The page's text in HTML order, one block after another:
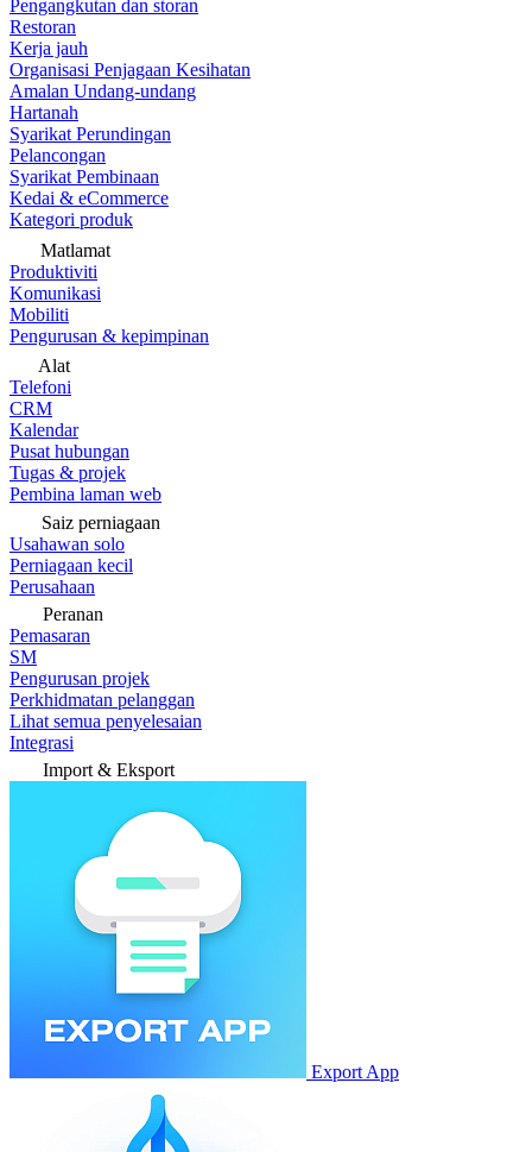
Pengangkutan dan storan
Restoran
Kerja jauh
Organisasi Penjagaan Kesihatan
Amalan Undang-undang
Hartanah
Syarikat Perundingan
Pelancongan
Syarikat Pembinaan
Kedai & eCommerce
Kategori produk
Matlamat
Produktiviti
Komunikasi
Mobiliti
Pengurusan & kepimpinan
Alat
Telefoni
CRM
Kalendar
Pusat hubungan
Tugas & projek
Pembina laman web
Saiz perniagaan
Usahawan solo
Perniagaan kecil
Perusahaan
Peranan
Pemasaran
SM
Pengurusan projek
Perkhidmatan pelanggan
Lihat semua penyelesaian
Integrasi
Import & Eksport
Export App